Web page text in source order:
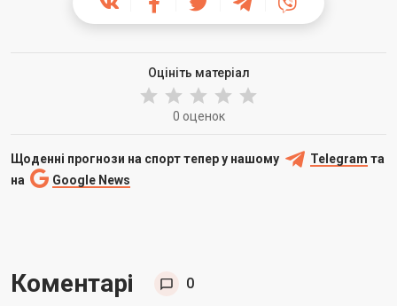
Оцініть матеріал
0 оценок
Щоденні прогнози на спорт тепер у нашому Telegram та
на
Google News
Коментарі 0